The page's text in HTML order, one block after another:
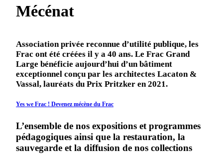
Mécénat
Association privée reconnue d’utilité publique, les
Frac ont été créées il y a 40 ans. Le Frac Grand
Large bénéficie aujourd’hui d’un bâtiment
exceptionnel conçu par les architectes Lacaton &
Vassal, lauréats du Prix Pritzker en 2021.
Yes we Frac ! Devenez mécène du Frac
L’ensemble de nos expositions et programmes
pédagogiques ainsi que la restauration, la
sauvegarde et la diffusion de nos collections